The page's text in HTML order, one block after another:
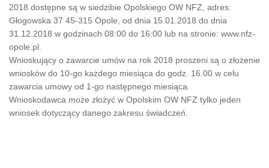
2018 dostępne są w siedzibie Opolskiego OW NFZ, adres:
Głogowska 37 45-315 Opole, od dnia 15.01.2018 do dnia
31.12.2018 w godzinach 08:00 do 16:00 lub na stronie: www.nfz-
opole.pl.
Wnioskujący o zawarcie umów na rok 2018 proszeni są o złożenie
wniosków do 10-go każdego miesiąca do godz. 16.00 w celu
zawarcia umowy od 1-go następnego miesiąca.
Wnioskodawca może złożyć w Opolskim OW NFZ tylko jeden
wniosek dotyczący danego zakresu świadczeń.